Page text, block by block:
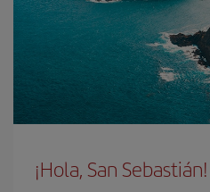
¡Hola, San Sebastián!